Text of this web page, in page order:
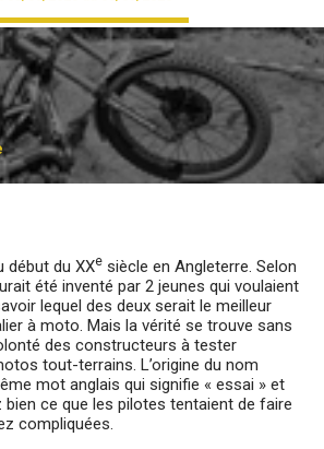
début du XXe siècle en Angleterre. Selon
été inventé par 2 jeunes qui voulaient
lequel des deux serait le meilleur
à moto. Mais la vérité se trouve sans
des constructeurs à tester
tout-terrains. L’origine du nom
mot anglais qui signifie « essai » et
ce que les pilotes tentaient de faire
compliquées.